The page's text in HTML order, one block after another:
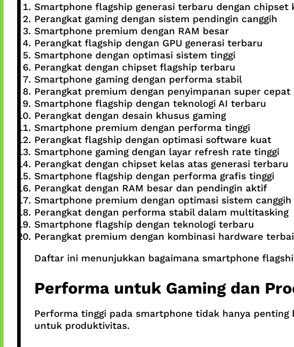
Smartphone flagship generasi terbaru dengan chipset
Perangkat gaming dengan sistem pendingin canggih
Smartphone premium dengan RAM besar
Perangkat flagship dengan GPU generasi terbaru
Smartphone dengan optimasi sistem tinggi
Perangkat dengan chipset flagship terbaru
Smartphone gaming dengan performa stabil
Perangkat premium dengan penyimpanan super cepat
Smartphone flagship dengan teknologi AI terbaru
Perangkat dengan desain khusus gaming
Smartphone premium dengan performa tinggi
Perangkat flagship dengan optimasi software kuat
Smartphone gaming dengan layar refresh rate tinggi
Perangkat dengan chipset kelas atas generasi terbaru
Smartphone flagship dengan performa grafis tinggi
Perangkat dengan RAM besar dan pendingin aktif
Smartphone premium dengan optimasi sistem canggih
Perangkat dengan performa stabil dalam multitasking
Smartphone flagship dengan teknologi terbaru
Perangkat premium dengan kombinasi hardware
Daftar ini menunjukkan bagaimana smartphone
Performa untuk Gaming dan
Performa tinggi pada smartphone tidak hanya
untuk produktivitas.